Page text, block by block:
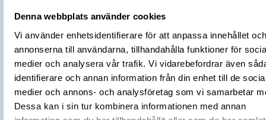
Denna webbplats använder cookies
Vi använder enhetsidentifierare för att anpassa innehållet och
annonserna till användarna, tillhandahålla funktioner för
medier och analysera vår trafik. Vi vidarebefordrar även
identifierare och annan information från din enhet till de
medier och annons- och analysföretag som vi samarbetar
Dessa kan i sin tur kombinera informationen med annan
Datering
301 a.H.
Tidsperiod
Vikingatid
Tillverkningsplats
Kalifatet
Samanidiska riket
Andaraba
Tillverkare Ahmad ibn Ismail(Myntherre)